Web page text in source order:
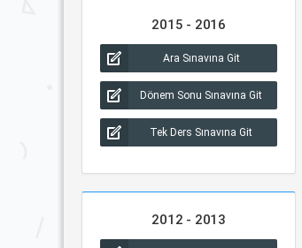
2015 - 2016
Ara Sınavına Git
Dönem Sonu Sınavına Git
Tek Ders Sınavına Git
2012 - 2013